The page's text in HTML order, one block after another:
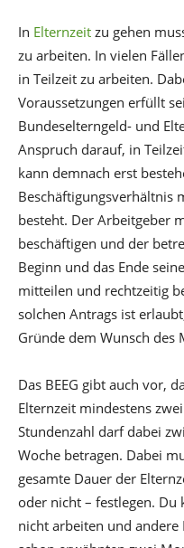
In Elternzeit zu gehen
zu arbeiten. In vielen
in Teilzeit zu arbeiten.
Voraussetzungen erfüllt
Bundeselterngeld- und
Anspruch darauf, in
kann demnach erst
Beschäftigungsverhältnis
besteht. Der Arbeitgeber
beschäftigen und der
Beginn und das Ende
mitteilen und rechtzeitig
solchen Antrags ist
Gründe dem Wunsch des
Das BEEG gibt auch vor,
Elternzeit mindestens
Stundenzahl darf dabei
Woche betragen. Dabei
gesamte Dauer der
oder nicht – festlegen. Du
nicht arbeiten und andere